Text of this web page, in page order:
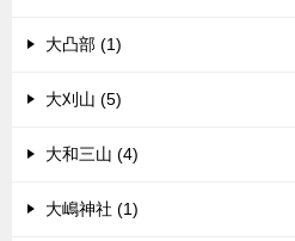
大凸部 (1)
大刈山 (5)
大和三山 (4)
大嶋神社 (1)